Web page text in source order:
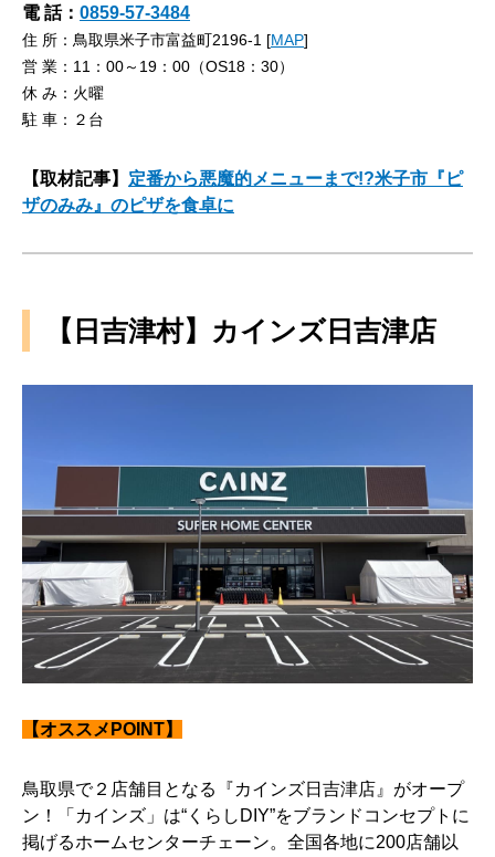
電 話： 0859-57-3484
住 所：鳥取県米子市富益町2196-1 [MAP]
営 業：11：00～19：00（OS18：30）
休 み：火曜
駐 車：２台
【取材記事】 定番から悪魔的メニューまで!?米子市『ピ
ザのみみ』のピザを食卓に
【日吉津村】カインズ日吉津店
【オススメPOINT】
鳥取県で２店舗目となる『カインズ日吉津店』がオープ
ン！「カインズ」は“くらしDIY”をブランドコンセプトに
掲げるホームセンターチェーン。全国各地に200店舗以